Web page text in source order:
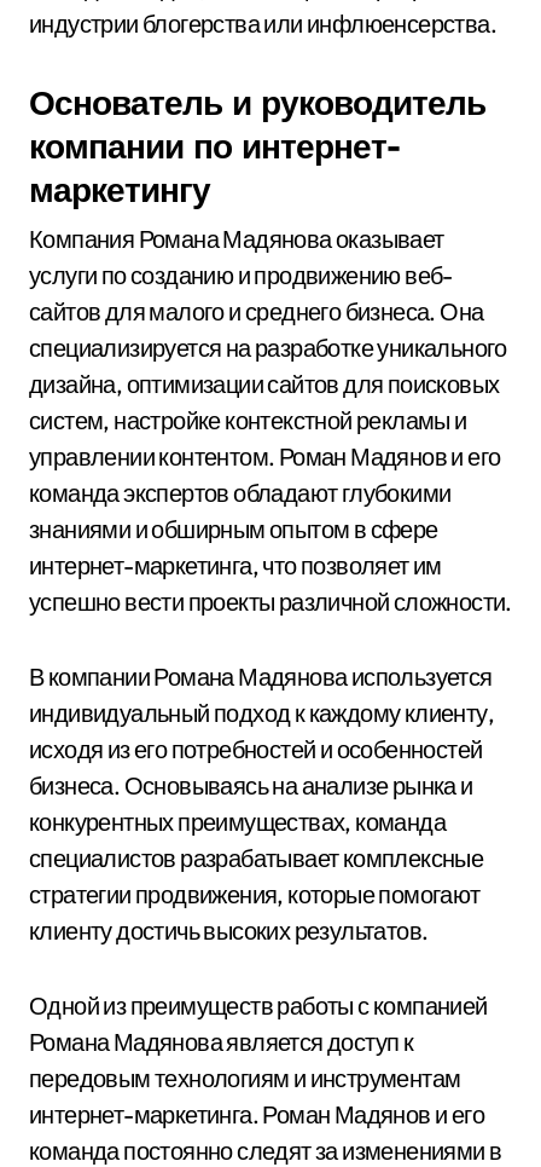
индустрии блогерства или инфлюенсерства.
Основатель и руководитель
компании по интернет-
маркетингу
Компания Романа Мадянова оказывает
услуги по созданию и продвижению веб-
сайтов для малого и среднего бизнеса. Она
специализируется на разработке уникального
дизайна, оптимизации сайтов для поисковых
систем, настройке контекстной рекламы и
управлении контентом. Роман Мадянов и его
команда экспертов обладают глубокими
знаниями и обширным опытом в сфере
интернет-маркетинга, что позволяет им
успешно вести проекты различной сложности.
В компании Романа Мадянова используется
индивидуальный подход к каждому клиенту,
исходя из его потребностей и особенностей
бизнеса. Основываясь на анализе рынка и
конкурентных преимуществах, команда
специалистов разрабатывает комплексные
стратегии продвижения, которые помогают
клиенту достичь высоких результатов.
Одной из преимуществ работы с компанией
Романа Мадянова является доступ к
передовым технологиям и инструментам
интернет-маркетинга. Роман Мадянов и его
команда постоянно следят за изменениями в